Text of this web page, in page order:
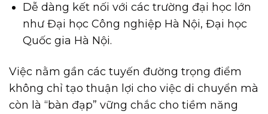
Dễ dàng kết nối với các trường đại học lớn
như Đại học Công nghiệp Hà Nội, Đại học
Quốc gia Hà Nội.
Việc nằm gần các tuyến đường trọng điểm
không chỉ tạo thuận lợi cho việc di chuyển mà
còn là “bàn đạp” vững chắc cho tiềm năng